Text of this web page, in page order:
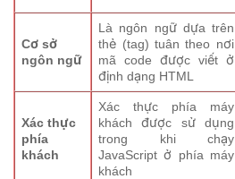
Cơ sở
ngôn ngữ
Là ngôn ngữ dựa trên
thẻ (tag) tuân theo nơi
mã code được viết ở
định dạng HTML
Xác thực
phía
khách
Xác thực phía máy
khách được sử dụng
trong khi chạy
JavaScript ở phía máy
khách